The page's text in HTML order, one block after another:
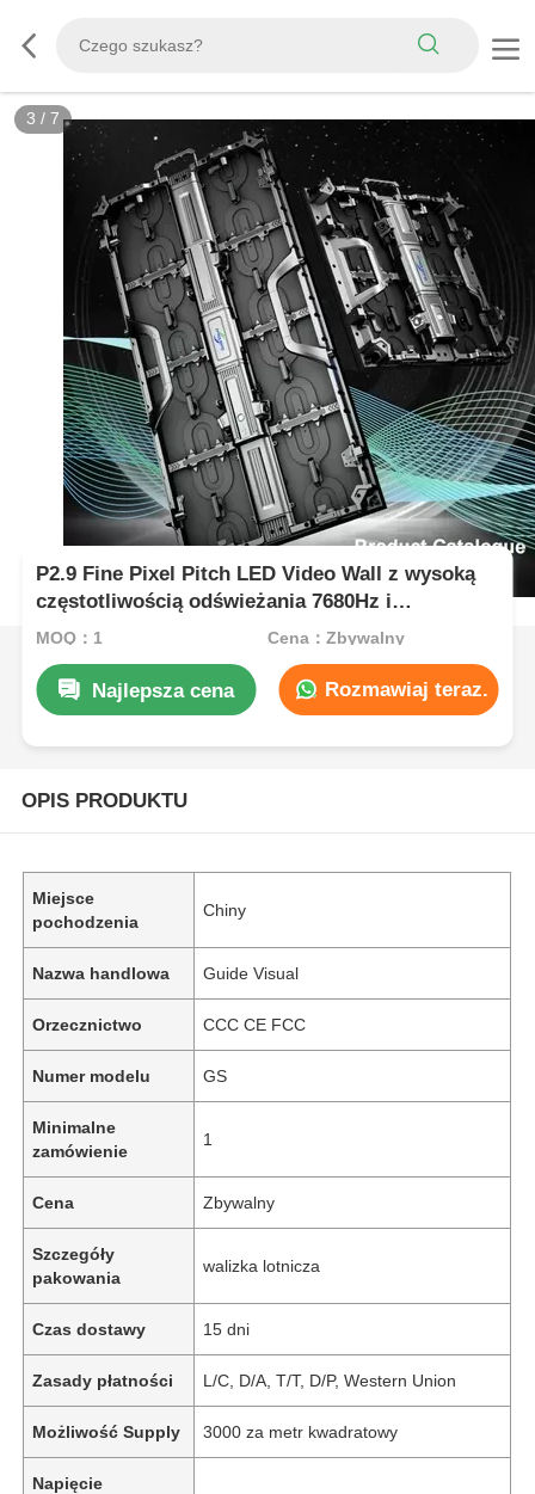
3 / 7
P2.9 Fine Pixel Pitch LED Video Wall z wysoką
częstotliwością odświeżania 7680Hz i
podwójnym zasilaniem i wsparciem sygnału dla
MOQ：1 Cena：Zbywalny
Najlepsza cena Rozmawiaj teraz.
OPIS PRODUKTU
Miejsce
pochodzenia
Chiny
Nazwa handlowa Guide Visual
Orzecznictwo CCC CE FCC
Numer modelu GS
Minimalne
zamówienie
1
Cena Zbywalny
Szczegóły
pakowania
walizka lotnicza
Czas dostawy 15 dni
Zasady płatności L/C, D/A, T/T, D/P, Western Union
Możliwość Supply 3000 za metr kwadratowy
Napięcie